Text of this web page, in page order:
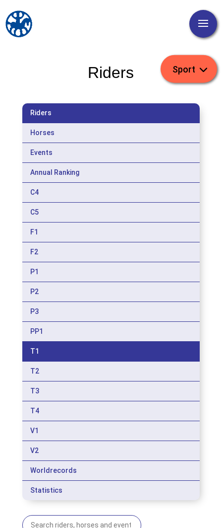
Riders
Riders
Horses
Events
Annual Ranking
C4
C5
F1
F2
P1
P2
P3
PP1
T1
T2
T3
T4
V1
V2
Worldrecords
Statistics